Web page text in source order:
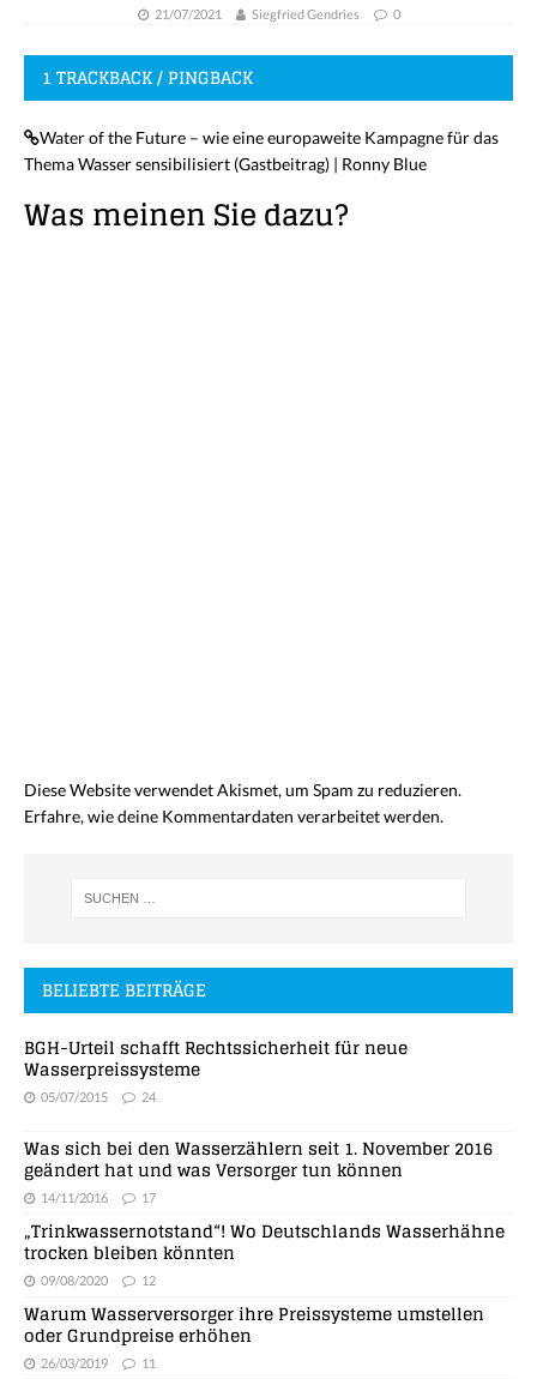
21/07/2021 Siegfried Gendries 0
1 TRACKBACK / PINGBACK
Water of the Future – wie eine europaweite Kampagne für das
Thema Wasser sensibilisiert (Gastbeitrag) | Ronny Blue
Was meinen Sie dazu?
Diese Website verwendet Akismet, um Spam zu reduzieren.
Erfahre, wie deine Kommentardaten verarbeitet werden.
BELIEBTE BEITRÄGE
BGH-Urteil schafft Rechtssicherheit für neue
Wasserpreissysteme
05/07/2015 24
Was sich bei den Wasserzählern seit 1. November 2016
geändert hat und was Versorger tun können
14/11/2016 17
„Trinkwassernotstand“! Wo Deutschlands Wasserhähne
trocken bleiben könnten
09/08/2020 12
Warum Wasserversorger ihre Preissysteme umstellen
oder Grundpreise erhöhen
26/03/2019 11